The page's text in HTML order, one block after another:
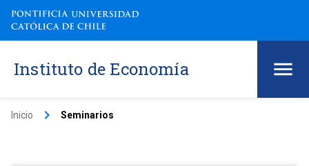
Instituto de Economía
Inicio keyboard_arrow_right Seminarios